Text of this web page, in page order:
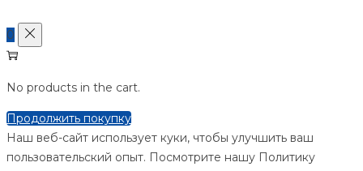
0
No products in the cart.
Продолжить покупку
Наш веб-сайт использует куки, чтобы улучшить ваш
пользовательский опыт. Посмотрите нашу Политику